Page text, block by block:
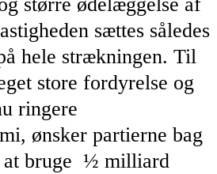
sættes således
hele strækningen. Til
store fordyrelse og
ringere
ønsker partierne bag
at bruge ½ milliard